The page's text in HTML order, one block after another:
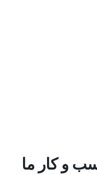
و کار ما